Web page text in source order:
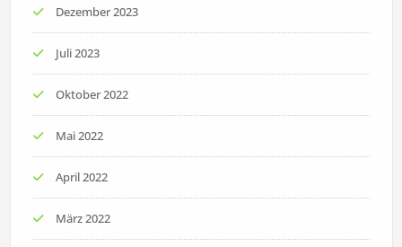
Dezember 2023
Juli 2023
Oktober 2022
Mai 2022
April 2022
März 2022